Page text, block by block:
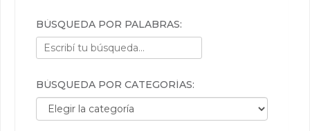
BÚSQUEDA POR PALABRAS:
BÚSQUEDA POR CATEGORÍAS:
Búsqueda por categorías: